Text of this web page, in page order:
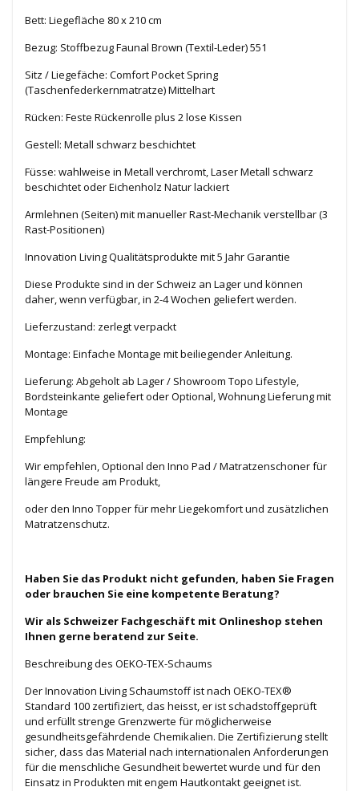
Bett: Liegefläche 80 x 210 cm
Bezug: Stoffbezug Faunal Brown (Textil-Leder) 551
Sitz / Liegefäche: Comfort Pocket Spring
(Taschenfederkernmatratze) Mittelhart
Rücken: Feste Rückenrolle plus 2 lose Kissen
Gestell: Metall schwarz beschichtet
Füsse: wahlweise in Metall verchromt, Laser Metall schwarz
beschichtet oder Eichenholz Natur lackiert
Armlehnen (Seiten) mit manueller Rast-Mechanik verstellbar (3
Rast-Positionen)
Innovation Living Qualitätsprodukte mit 5 Jahr Garantie
Diese Produkte sind in der Schweiz an Lager und können
daher, wenn verfügbar, in 2-4 Wochen geliefert werden.
Lieferzustand: zerlegt verpackt
Montage: Einfache Montage mit beiliegender Anleitung.
Lieferung: Abgeholt ab Lager / Showroom Topo Lifestyle,
Bordsteinkante geliefert oder Optional, Wohnung Lieferung mit
Montage
Empfehlung:
Wir empfehlen, Optional den Inno Pad / Matratzenschoner für
längere Freude am Produkt,
oder den Inno Topper für mehr Liegekomfort und zusätzlichen
Matratzenschutz.
Haben Sie das Produkt nicht gefunden, haben Sie Fragen
oder brauchen Sie eine kompetente Beratung?
Wir als Schweizer Fachgeschäft mit Onlineshop stehen
Ihnen gerne beratend zur Seite.
Beschreibung des OEKO-TEX-Schaums
Der Innovation Living Schaumstoff ist nach OEKO-TEX®
Standard 100 zertifiziert, das heisst, er ist schadstoffgeprüft
und erfüllt strenge Grenzwerte für möglicherweise
gesundheitsgefährdende Chemikalien. Die Zertifizierung stellt
sicher, dass das Material nach internationalen Anforderungen
für die menschliche Gesundheit bewertet wurde und für den
Einsatz in Produkten mit engem Hautkontakt geeignet ist.